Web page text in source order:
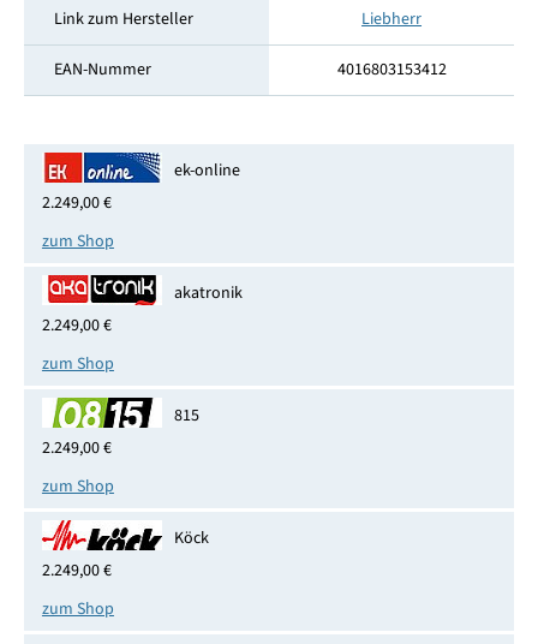
Link zum Hersteller Liebherr
EAN-Nummer 4016803153412
ek-online
2.249,00 €
zum Shop
akatronik
2.249,00 €
zum Shop
815
2.249,00 €
zum Shop
Köck
2.249,00 €
zum Shop